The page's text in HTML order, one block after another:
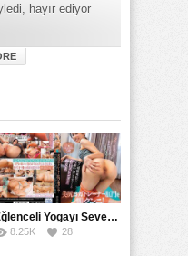
hayır ediyor
Sonra Hipnotize Ediyor
,Seksi Yılın Kadını
Ediyor Orta Yaşlı Büyük
Kadını Oğlunun
Yaşlı Büyük Yarağını
Eğlenceli Yogayı Seven Bir Kadınla Seks Deneyimi
8.25K 28